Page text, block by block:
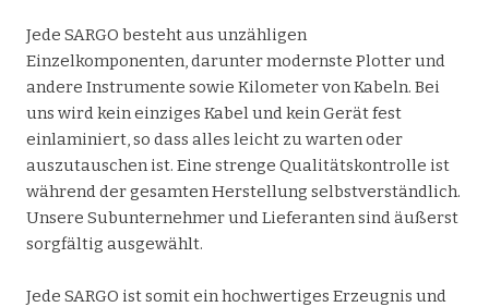
Jede SARGO besteht aus unzähligen
Einzelkomponenten, darunter modernste Plotter und
andere Instrumente sowie Kilometer von Kabeln. Bei
uns wird kein einziges Kabel und kein Gerät fest
einlaminiert, so dass alles leicht zu warten oder
auszutauschen ist. Eine strenge Qualitätskontrolle ist
während der gesamten Herstellung selbstverständlich.
Unsere Subunternehmer und Lieferanten sind äußerst
sorgfältig ausgewählt.
Jede SARGO ist somit ein hochwertiges Erzeugnis und